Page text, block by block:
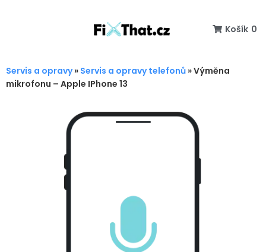
Košík 0
Servis a opravy» Servis a opravy telefonů »Výměna
mikrofonu – Apple IPhone 13